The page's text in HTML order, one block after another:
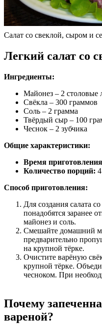
Салат со свеклой, сыром и
Легкий салат со
Ингредиенты:
Майонез – 2 столовые
Свёкла – 300 граммов
Соль – 2 грамма
Твёрдый сыр – 100
Чеснок – 2 зубчика
Общие характеристики:
Время
Количество порций: 4
Способ приготовления:
Для создания салата
понадобятся заранее
майонез и соль.
Смешайте домашний
предварительно
на крупной тёрке.
Очистите варёную
крупной тёрке.
чесноком. При
Почему
вареной?